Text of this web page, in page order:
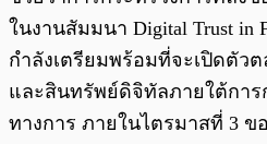
ในงานสัมมนา Digital Trust in
กำลังเตรียมพร้อมที่จะเปิดตัว
และสินทรัพย์ดิจิทัลภายใต้การ
ทางการ ภายในไตรมาสที่ 3 ข